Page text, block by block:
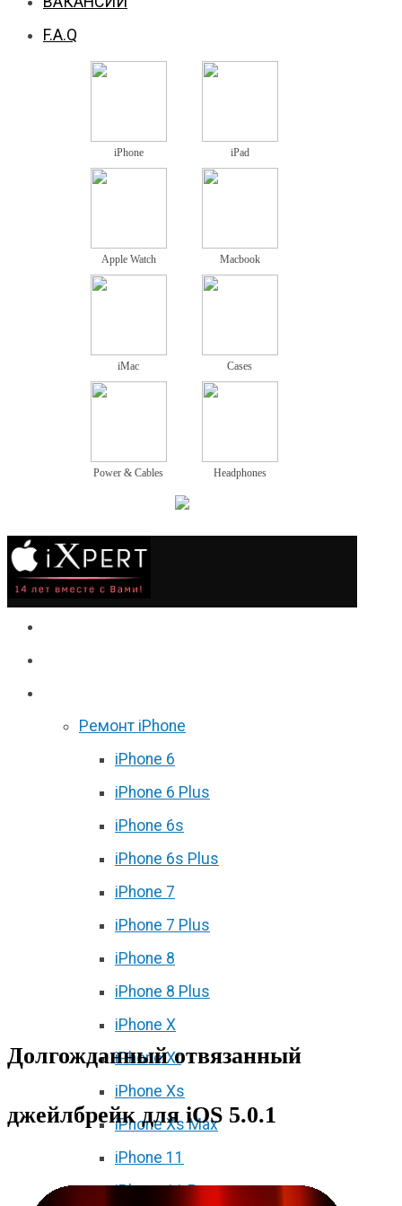
F.A.Q
iPhone iPad
Apple Watch Macbook
iMac Cases
Power & Cables Headphones
Ремонт iPhone
iPhone 6
iPhone 6 Plus
iPhone 6s
iPhone 6s Plus
iPhone 7
iPhone 7 Plus
iPhone 8
iPhone 8 Plus
iPhone X
iPhone Xr
iPhone Xs
iPhone Xs Max
iPhone 11
iPhone 11 Pro
Долгожданный отвязанный
джейлбрейк для iOS 5.0.1